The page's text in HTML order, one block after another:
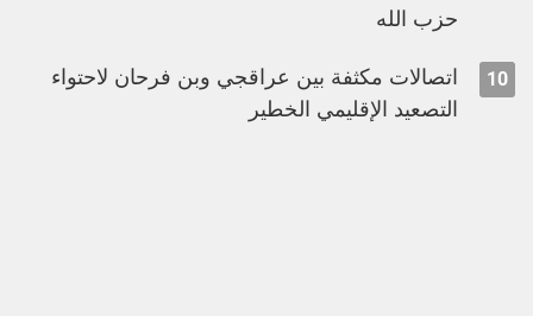
حزب الله
10
اتصالات مكثفة بين عراقجي وبن فرحان لاحتواء
التصعيد الإقليمي الخطير